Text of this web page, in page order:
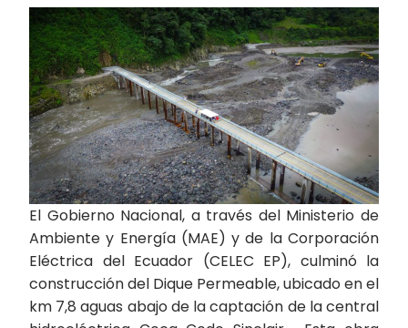
El Gobierno Nacional, a través del Ministerio de
Ambiente y Energía (MAE) y de la Corporación
Eléctrica del Ecuador (CELEC EP), culminó la
construcción del Dique Permeable, ubicado en el
km 7,8 aguas abajo de la captación de la central